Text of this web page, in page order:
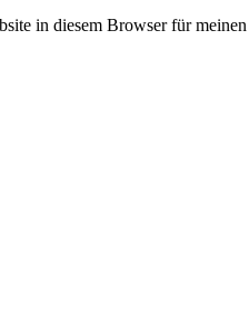
in diesem Browser für meinen